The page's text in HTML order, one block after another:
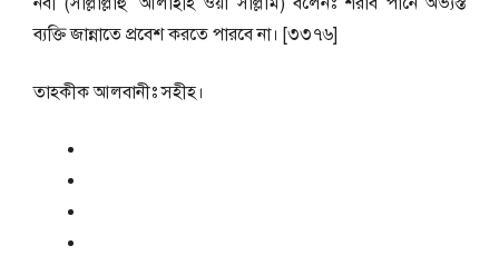
ব্যক্তি জান্নাতে প্রবেশ করতে পারবে না। [৩৩৭৬]
তাহকীক আলবানীঃ সহীহ।